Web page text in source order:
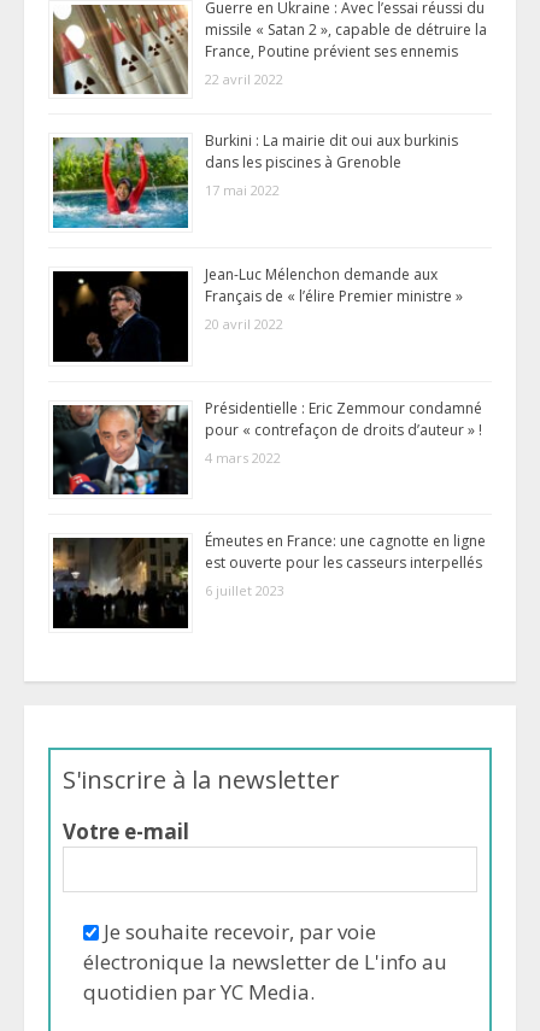
Guerre en Ukraine : Avec l’essai réussi du
missile « Satan 2 », capable de détruire la
France, Poutine prévient ses ennemis
22 avril 2022
Burkini : La mairie dit oui aux burkinis
dans les piscines à Grenoble
17 mai 2022
Jean-Luc Mélenchon demande aux
Français de « l’élire Premier ministre »
20 avril 2022
Présidentielle : Eric Zemmour condamné
pour « contrefaçon de droits d’auteur » !
4 mars 2022
Émeutes en France: une cagnotte en ligne
est ouverte pour les casseurs interpellés
6 juillet 2023
S'inscrire à la newsletter
Votre e-mail
Je souhaite recevoir, par voie
électronique la newsletter de L'info au
quotidien par YC Media.